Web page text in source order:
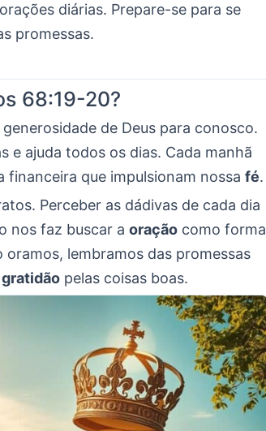
diárias. Prepare-se para se
promessas.
68:19-20?
de Deus para conosco.
e ajuda todos os dias. Cada manhã
que impulsionam nossa fé.
Perceber as dádivas de cada dia
nos faz buscar a oração como forma
lembramos das promessas
gratidão pelas coisas boas.